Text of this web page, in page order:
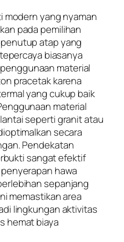
modern yang nyaman
pada pemilihan
atap yang
biasanya
material
pracetak karena
yang cukup baik
material
seperti granit atau
secara
Pendekatan
sangat efektif
hawa
sepanjang
memastikan area
lingkungan aktivitas
hemat biaya